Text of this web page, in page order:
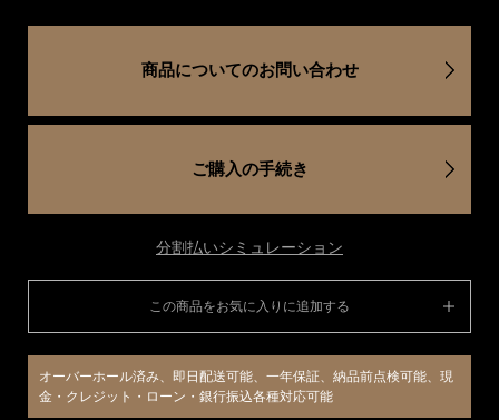
商品についてのお問い合わせ
ご購入の手続き
分割払いシミュレーション
この商品をお気に入りに追加する
オーバーホール済み、即日配送可能、一年保証、納品前点検可能、現
金・クレジット・ローン・銀行振込各種対応可能